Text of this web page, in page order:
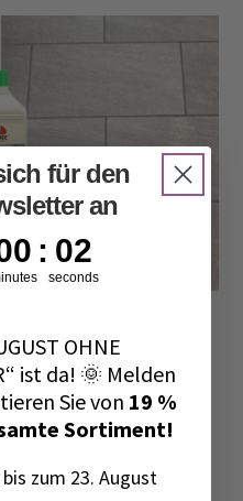
auf;
auf einmal;
Tuch oder BLAUEM
und lassen Sie
einwirken;
SCHEIBE oder
für den
an
ends in:
: 1
01
seconds
OHNE
ist da! 🌞 Melden
Sie von 19 %
Sortiment!
zum 23. August